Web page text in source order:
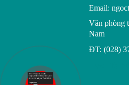
Email:
Văn phòng
Nam
ĐT: (028)